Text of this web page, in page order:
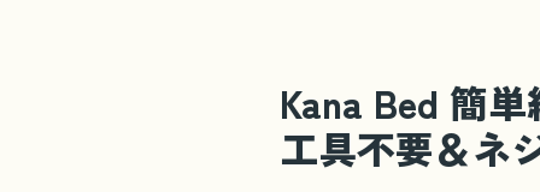
Kana Bed 簡
工具不要＆ネ